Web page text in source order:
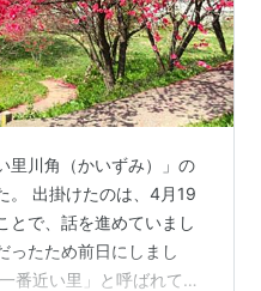
里川角（かいずみ）」の
。 出掛けたのは、4月19
とで、話を進めていまし
ったため前日にしまし
番近い里」と呼ばれてい